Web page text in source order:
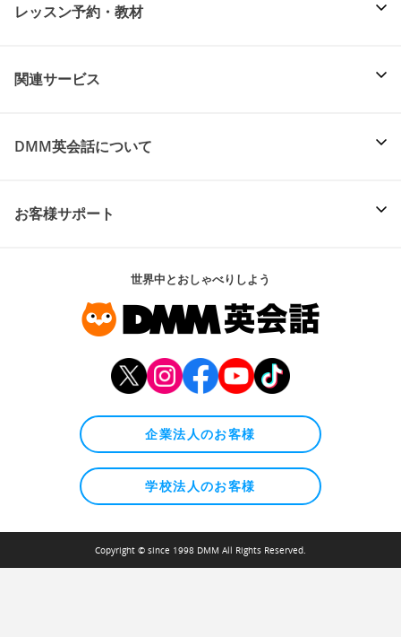
レッスン予約・教材
関連サービス
DMM英会話について
お客様サポート
世界中とおしゃべりしよう
企業法人のお客様
学校法人のお客様
Copyright © since 1998 DMM All Rights Reserved.